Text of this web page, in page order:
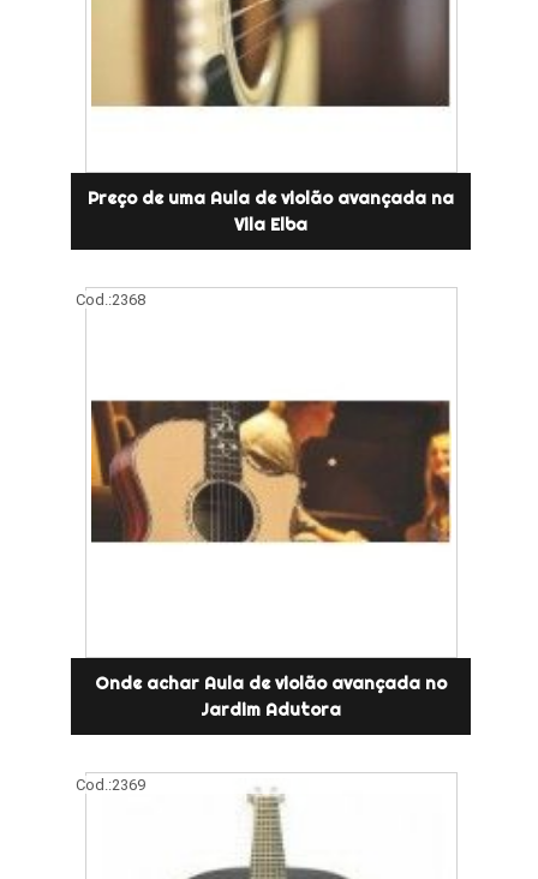
Preço de uma Aula de violão avançada na
Vila Elba
Cod.:2368
Onde achar Aula de violão avançada no
Jardim Adutora
Cod.:2369